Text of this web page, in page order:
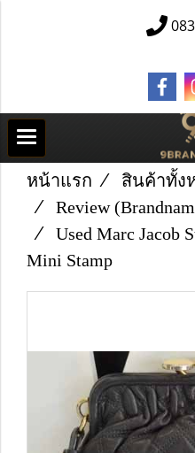
หน้าแรก
สินค้าทั้ง
Review
Used Marc Jacob
Mini Stamp